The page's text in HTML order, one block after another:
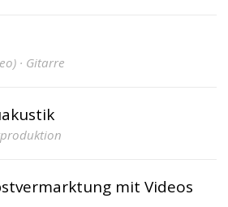
· Gitarre
mit Videos